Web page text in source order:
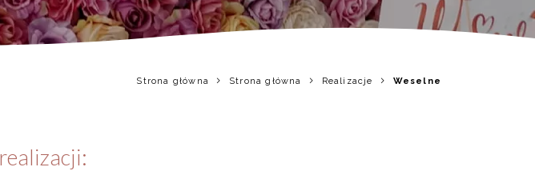
Strona główna Strona główna Realizacje Weselne